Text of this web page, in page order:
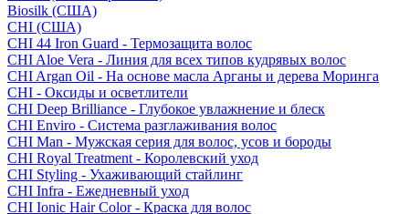
Biosilk (США)
CHI (США)
CHI 44 Iron Guard - Термозащита волос
CHI Aloe Vera - Линия для всех типов кудрявых волос
CHI Argan Oil - На основе масла Арганы и дерева Моринга
CHI - Оксиды и осветлители
CHI Deep Brilliance - Глубокое увлажнение и блеск
CHI Enviro - Система разглаживания волос
CHI Man - Мужская серия для волос, усов и бороды
CHI Royal Treatment - Королевский уход
CHI Styling - Ухаживающий стайлинг
CHI Infra - Ежедневный уход
CHI Ionic Hair Color - Краска для волос